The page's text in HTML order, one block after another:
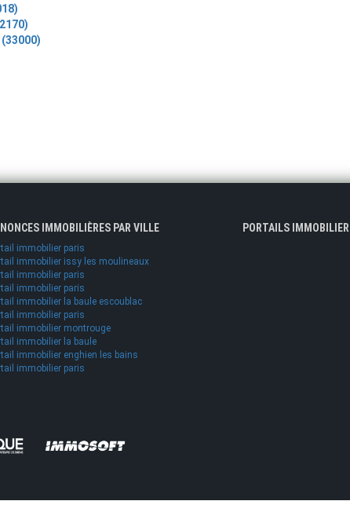
IMMOBILIÈRES PAR VILLE
immobilier paris
immobilier issy les moulineaux
immobilier paris
immobilier paris
immobilier la baule escoublac
immobilier paris
immobilier montrouge
immobilier la baule
immobilier enghien les bains
immobilier paris
PORTAILS IMMOBILIER